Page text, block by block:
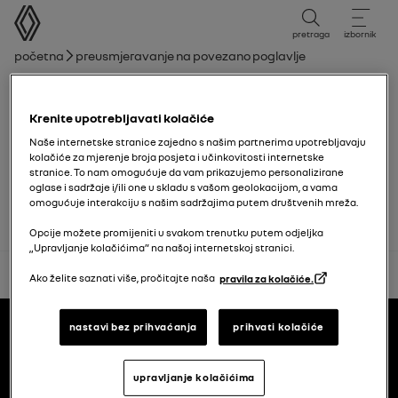
korisnički priručnik
pretraga izbornik
mrvice
Početna Preusmjeravanje na povezano poglavlje
Osvjetljenje i signali
Vanjsko osvjetljenje: zamjena žarulja
natrag na vrh
Podnožje
Krenite upotrebljavati kolačiće
Naše internetske stranice zajedno s našim partnerima upotrebljavaju
kolačiće za mjerenje broja posjeta i učinkovitosti internetske
stranice. To nam omogućuje da vam prikazujemo personalizirane
oglase i sadržaje i/ili one u skladu s vašom geolokacijom, a vama
omogućuje interakciju s našim sadržajima putem društvenih mreža.
Opcije možete promijeniti u svakom trenutku putem odjeljka
„Upravljanje kolačićima” na našoj internetskoj stranici.
Ako želite saznati više, pročitajte naša pravila za kolačiće.
nastavi bez prihvaćanja prihvati kolačiće
upravljanje kolačićima